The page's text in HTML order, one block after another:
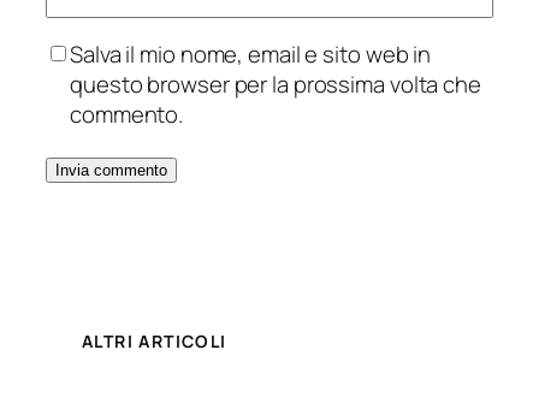
Salva il mio nome, email e sito web in
questo browser per la prossima volta che
commento.
ALTRI ARTICOLI